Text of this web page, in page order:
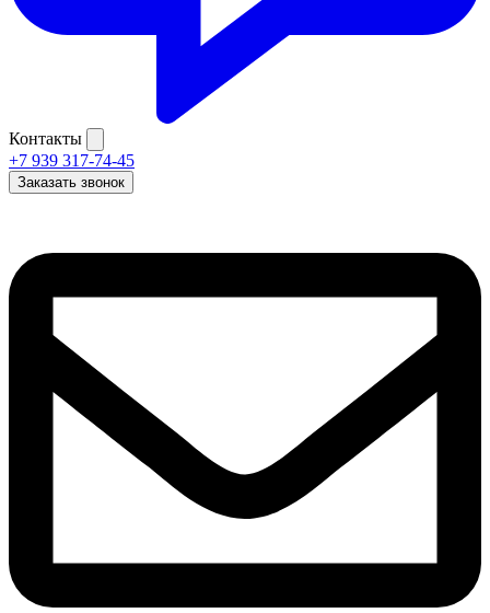
Контакты
+7 939 317-74-45
Заказать звонок